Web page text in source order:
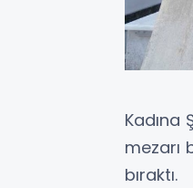
Kadına
mezarı
bıraktı.